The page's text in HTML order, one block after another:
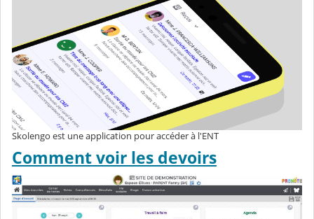
Skolengo est une application pour accéder à l'ENT
Comment voir les devoirs